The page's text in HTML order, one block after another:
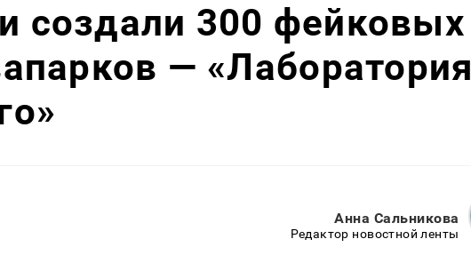
создали 300 фейковых
— «Лаборатория
Анна Сальникова
Редактор новостной ленты